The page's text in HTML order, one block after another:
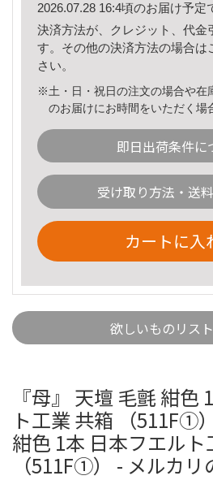
2026.07.28 16:4頃のお届け予定
決済方法が、クレジット、代金
す。その他の決済方法の場合は
さい。
※土・日・祝日の注文の場合や在
のお届けにお時間をいただく場
即日出荷条件に
受け取り方法・送
カートに入
欲しいものリス
『母』 天壇 毛氈 紺色
ト工業 共箱 （511F①
紺色 1本 日本フエルト
（511F①） - メルカ